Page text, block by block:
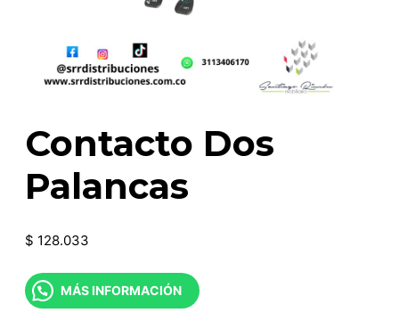
Contacto Dos
Palancas
$ 128.033
MÁS INFORMACIÓN